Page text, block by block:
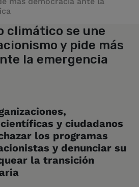
climático se une
y pide más
la emergencia
y ciudadanos
los programas
y denunciar su
la transición